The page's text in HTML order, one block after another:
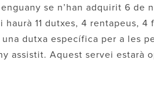
se n’han adquirit 6 de
11 dutxes, 4 rentapeus,
una dutxa específica per a les
assistit. Aquest servei estarà